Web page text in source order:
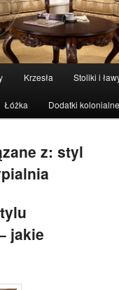
– zibi-
i indyjskie
Krzesła Stoliki i
Łóżka Dodatki kolonialne
z:styl
jakie